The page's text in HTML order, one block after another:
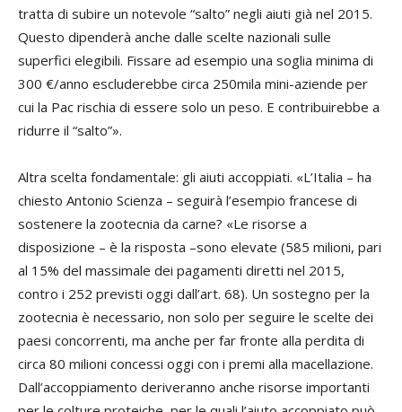
tratta di subire un notevole “salto” negli aiuti già nel 2015.
Questo dipenderà anche dalle scelte nazionali sulle
superfici elegibili. Fissare ad esempio una soglia minima di
300 €/anno escluderebbe circa 250mila mini-aziende per
cui la Pac rischia di essere solo un peso. E contribuirebbe a
ridurre il “salto”».
Altra scelta fondamentale: gli aiuti accoppiati. «L’Italia – ha
chiesto Antonio Scienza – seguirà l’esempio francese di
sostenere la zootecnia da carne? «Le risorse a
disposizione – è la risposta –sono elevate (585 milioni, pari
al 15% del massimale dei pagamenti diretti nel 2015,
contro i 252 previsti oggi dall’art. 68). Un sostegno per la
zootecnia è necessario, non solo per seguire le scelte dei
paesi concorrenti, ma anche per far fronte alla perdita di
circa 80 milioni concessi oggi con i premi alla macellazione.
Dall’accoppiamento deriveranno anche risorse importanti